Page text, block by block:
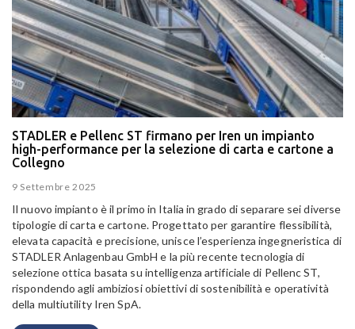
STADLER e Pellenc ST firmano per Iren un impianto
high-performance per la selezione di carta e cartone a
Collegno
9 Settembre 2025
Il nuovo impianto è il primo in Italia in grado di separare sei diverse
tipologie di carta e cartone. Progettato per garantire flessibilità,
elevata capacità e precisione, unisce l’esperienza ingegneristica di
STADLER Anlagenbau GmbH e la più recente tecnologia di
selezione ottica basata su intelligenza artificiale di Pellenc ST,
rispondendo agli ambiziosi obiettivi di sostenibilità e operatività
della multiutility Iren SpA.